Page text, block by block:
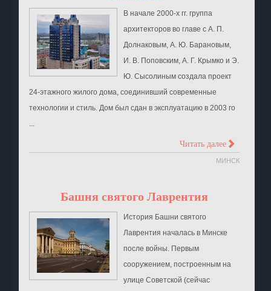
В начале 2000-х гг. группа
архитекторов во главе с А. П.
Долнаковым, А. Ю. Барановым,
И. В. Поповским, А. Г. Крымко и Э.
Ю. Сысолиным создала проект
24-этажного жилого дома, соединивший современные
технологии и стиль. Дом был сдан в эксплуатацию в 2003 го
Читать далее >
МИНСК
Башня святого Лаврентия
История Башни святого
Лаврентия началась в Минске
после войны. Первым
сооружением, построенным на
улице Советской (сейчас